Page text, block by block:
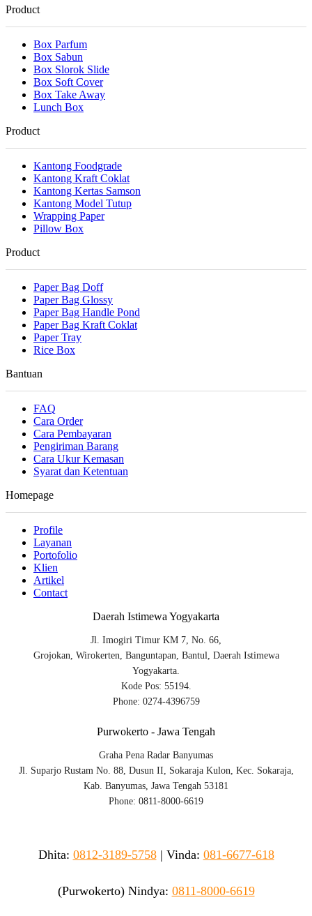
Product
Box Parfum
Box Sabun
Box Slorok Slide
Box Soft Cover
Box Take Away
Lunch Box
Product
Kantong Foodgrade
Kantong Kraft Coklat
Kantong Kertas Samson
Kantong Model Tutup
Wrapping Paper
Pillow Box
Product
Paper Bag Doff
Paper Bag Glossy
Paper Bag Handle Pond
Paper Bag Kraft Coklat
Paper Tray
Rice Box
Bantuan
FAQ
Cara Order
Cara Pembayaran
Pengiriman Barang
Cara Ukur Kemasan
Syarat dan Ketentuan
Homepage
Profile
Layanan
Portofolio
Klien
Artikel
Contact
Daerah Istimewa Yogyakarta
Jl. Imogiri Timur KM 7, No. 66,
Grojokan, Wirokerten, Banguntapan, Bantul, Daerah Istimewa
Yogyakarta.
Kode Pos: 55194.
Phone: 0274-4396759
Purwokerto - Jawa Tengah
Graha Pena Radar Banyumas
Jl. Suparjo Rustam No. 88, Dusun II, Sokaraja Kulon, Kec. Sokaraja,
Kab. Banyumas, Jawa Tengah 53181
Phone: 0811-8000-6619
Dhita: 0812-3189-5758| Vinda: 081-6677-618
(Purwokerto) Nindya: 0811-8000-6619